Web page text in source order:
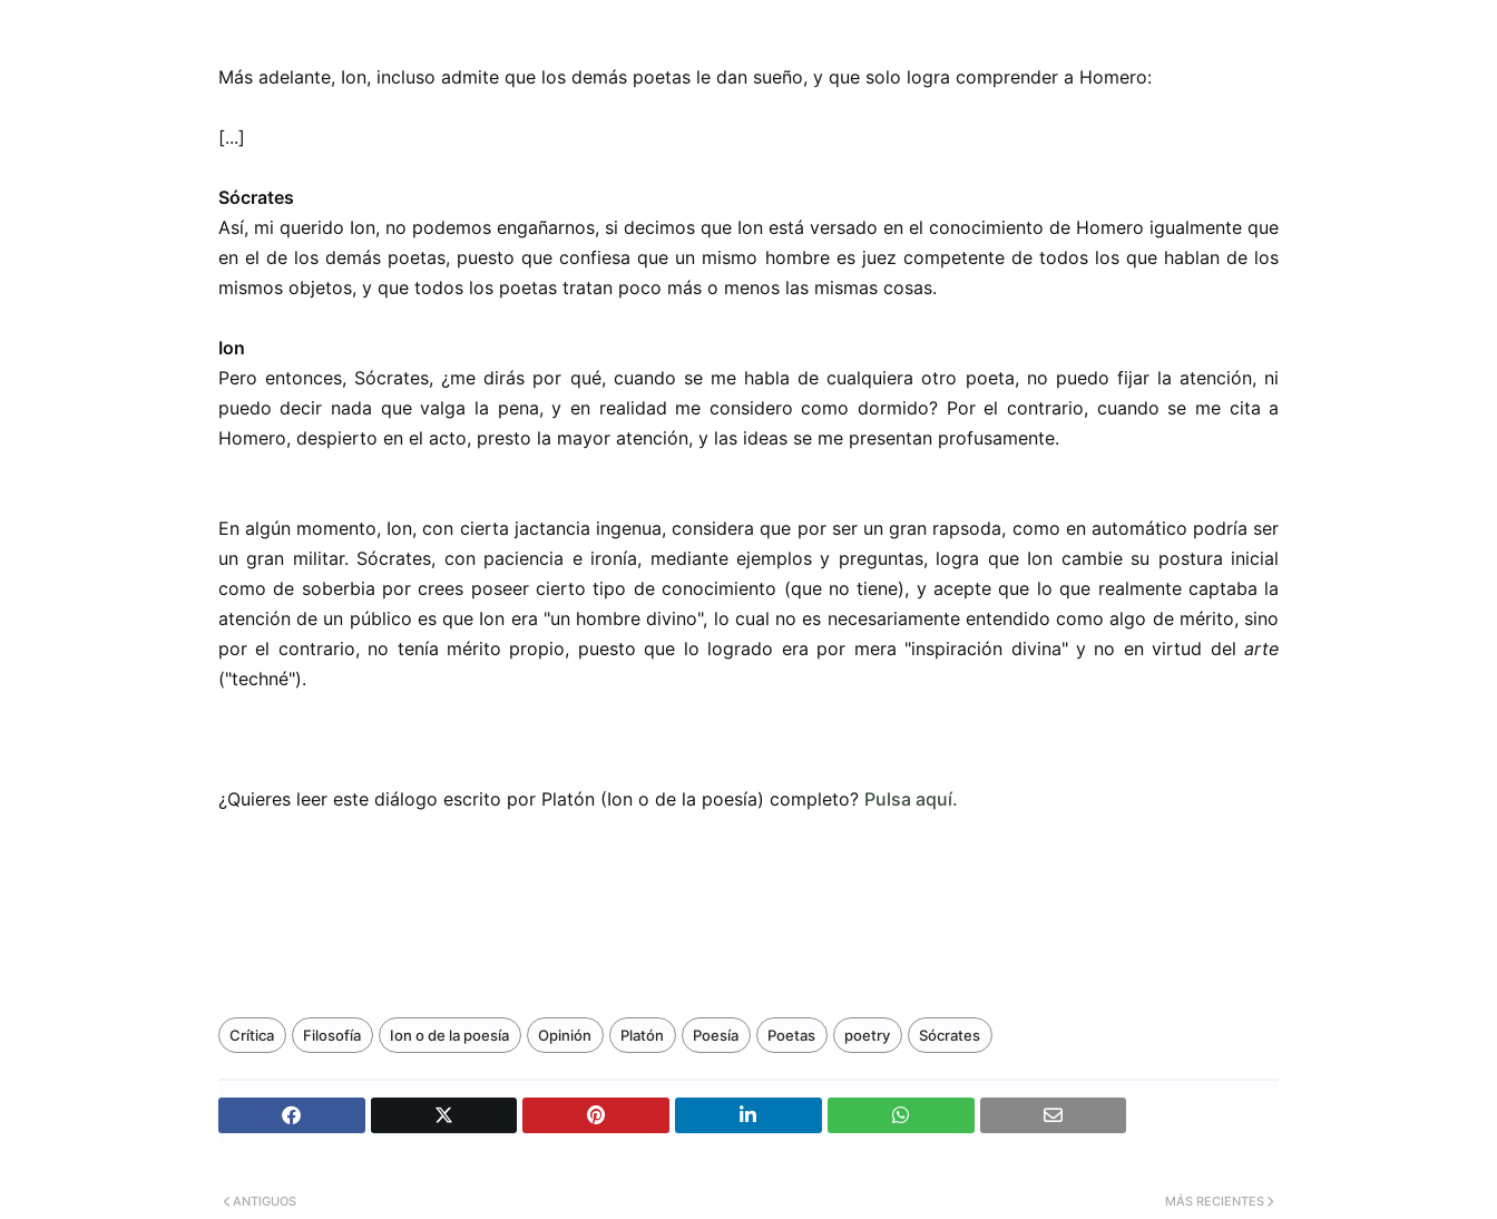
Más adelante, Ion, incluso admite que los demás poetas le dan sueño, y que solo logra comprender a Homero:
[...]
Sócrates
Así, mi querido Ion, no podemos engañarnos, si decimos que Ion está versado en el conocimiento de Homero igualmente que
en el de los demás poetas, puesto que confiesa que un mismo hombre es juez competente de todos los que hablan de los
mismos objetos, y que todos los poetas tratan poco más o menos las mismas cosas.
Ion
Pero entonces, Sócrates, ¿me dirás por qué, cuando se me habla de cualquiera otro poeta, no puedo fijar la atención, ni
puedo decir nada que valga la pena, y en realidad me considero como dormido? Por el contrario, cuando se me cita a
Homero, despierto en el acto, presto la mayor atención, y las ideas se me presentan profusamente.
En algún momento, Ion, con cierta jactancia ingenua, considera que por ser un gran rapsoda, como en automático podría ser
un gran militar. Sócrates, con paciencia e ironía, mediante ejemplos y preguntas, logra que Ion cambie su postura inicial
como de soberbia por crees poseer cierto tipo de conocimiento (que no tiene), y acepte que lo que realmente captaba la
atención de un público es que Ion era "un hombre divino", lo cual no es necesariamente entendido como algo de mérito, sino
por el contrario, no tenía mérito propio, puesto que lo logrado era por mera "inspiración divina" y no en virtud delarte
("techné").
¿Quieres leer este diálogo escrito por Platón (Ion o de la poesía) completo? Pulsa aquí.
Crítica Filosofía Ion o de la poesía Opinión Platón Poesía Poetas poetry Sócrates
MÁS RECIENTES
ANTIGUOS